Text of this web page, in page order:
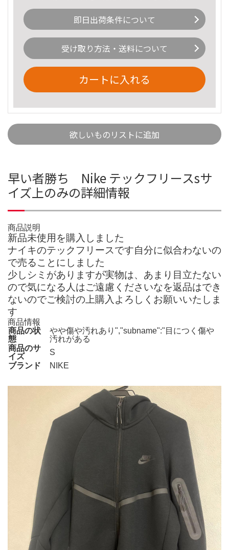
即日出荷条件について
受け取り方法・送料について
カートに入れる
欲しいものリストに追加
早い者勝ち Nike テックフリースsサ
イズ上のみの詳細情報
商品説明
新品未使用を購入しました
ナイキのテックフリースです自分に似合わないの
で売ることにしました
少しシミがありますが実物は、あまり目立たない
ので気になる人はご遠慮くださいなを返品はでき
ないのでご検討の上購入よろしくお願いいたしま
す
商品情報
商品の状
態
やや傷や汚れあり","subname":"目につく傷や
汚れがある
商品のサ
イズ
S
ブランド
NIKE